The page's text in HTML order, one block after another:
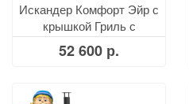
Искандер Комфорт Эйр с
крышкой Гриль с
решеткой из чугуна
52 600 р.